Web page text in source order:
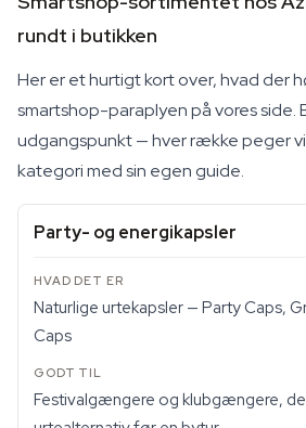
rundt i butikken
Her er et hurtigt kort over, hvad der
smartshop-paraplyen på vores side.
udgangspunkt — hver række peger
kategori med sin egen guide.
Party- og energikapsler
Naturlige urtekapsler — Party Caps,
Caps
Festivalgængere og klubgængere,